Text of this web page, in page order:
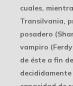
cuales,
Transilvania,
posadero
vampiro
de éste a fin